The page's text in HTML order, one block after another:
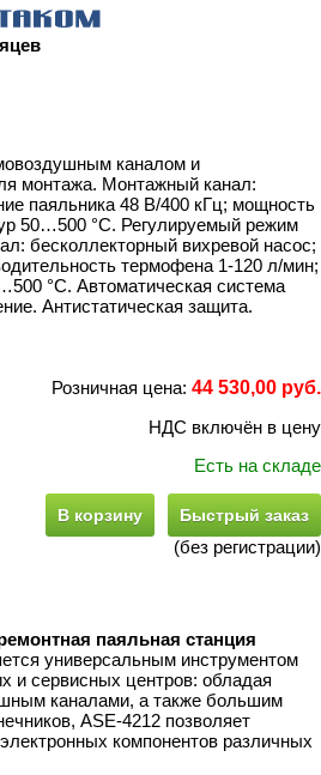
каналом и
монтажа. Монтажный канал:
паяльника 48 В/400 кГц; мощность
50…500 °C. Регулируемый режим
бесколлекторный вихревой насос;
термофена 1-120 л/мин;
°C. Автоматическая система
Антистатическая защита.
Розничная цена: 44 530,00 руб.
НДС включён в цену
Есть на складе
В корзину Быстрый заказ
(без регистрации)
паяльная станция
универсальным инструментом
и сервисных центров: обладая
каналами, а также большим
ASE-4212 позволяет
компонентов различных